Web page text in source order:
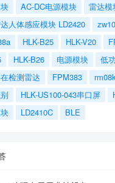
AC-DC电源模块 雷达模
人体感应模块 LD2420
HLK-B25 HLK-V20
HLK-B26 电源模块
低
检测雷达
FPM383
HLK-US100-043串口屏
LD2410C BLE